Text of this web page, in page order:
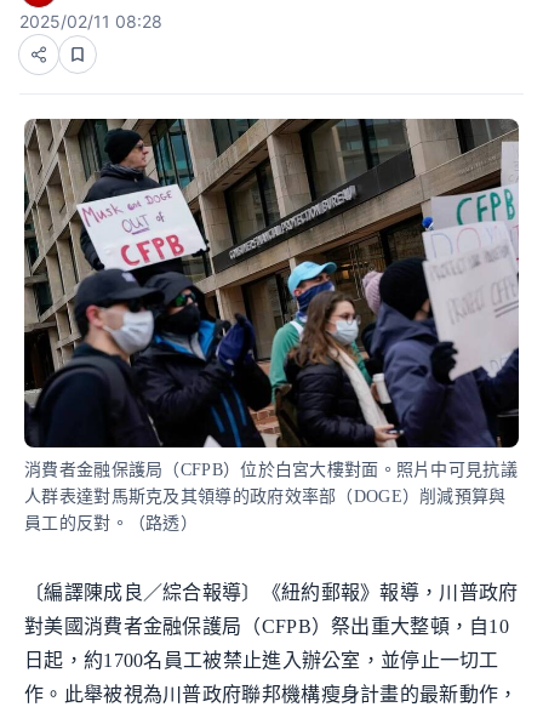
2025/02/11 08:28
消費者金融保護局（CFPB）位於白宮大樓對面。照片中可見抗議
人群表達對馬斯克及其領導的政府效率部（DOGE）削減預算與
員工的反對。（路透）
〔編譯陳成良／綜合報導〕《紐約郵報》報導，川普政府
對美國消費者金融保護局（CFPB）祭出重大整頓，自10
日起，約1700名員工被禁止進入辦公室，並停止一切工
作。此舉被視為川普政府聯邦機構瘦身計畫的最新動作，